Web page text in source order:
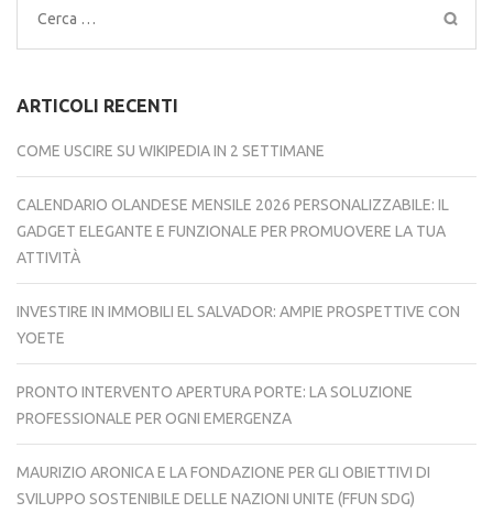
Ricerca
per:
ARTICOLI RECENTI
COME USCIRE SU WIKIPEDIA IN 2 SETTIMANE
CALENDARIO OLANDESE MENSILE 2026 PERSONALIZZABILE: IL
GADGET ELEGANTE E FUNZIONALE PER PROMUOVERE LA TUA
ATTIVITÀ
INVESTIRE IN IMMOBILI EL SALVADOR: AMPIE PROSPETTIVE CON
YOETE
PRONTO INTERVENTO APERTURA PORTE: LA SOLUZIONE
PROFESSIONALE PER OGNI EMERGENZA
MAURIZIO ARONICA E LA FONDAZIONE PER GLI OBIETTIVI DI
SVILUPPO SOSTENIBILE DELLE NAZIONI UNITE (FFUN SDG)